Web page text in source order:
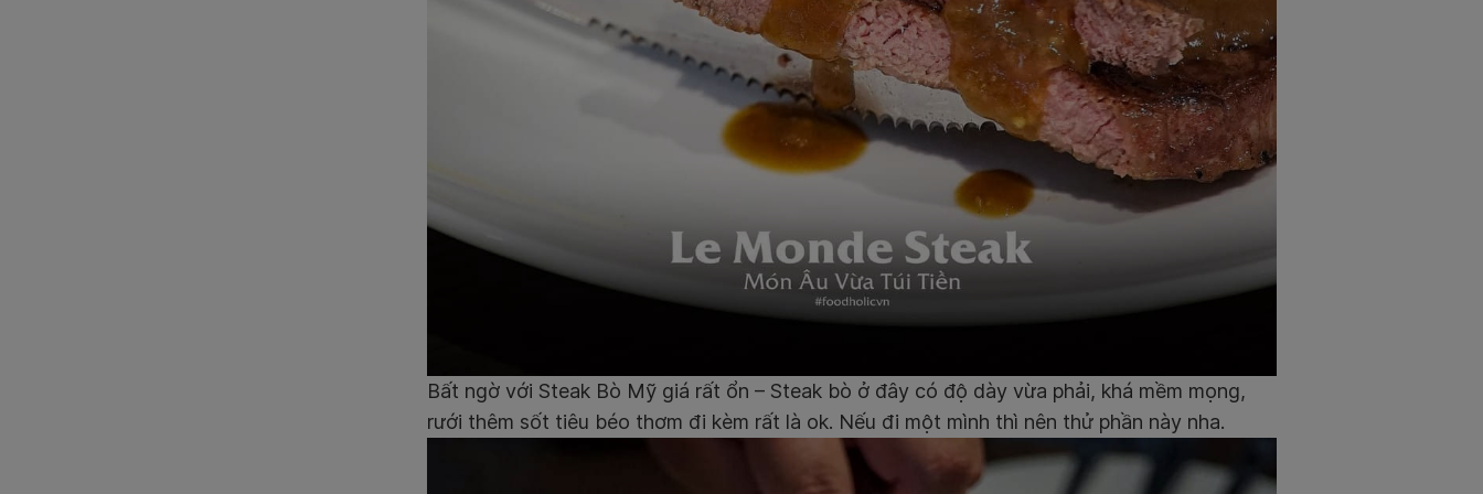
Bất ngờ với Steak Bò Mỹ giá rất ổn – Steak bò ở đây có độ dày vừa phải, khá mềm mọng,
rưới thêm sốt tiêu béo thơm đi kèm rất là ok. Nếu đi một mình thì nên thử phần này nha.